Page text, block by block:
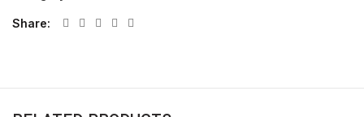
Share